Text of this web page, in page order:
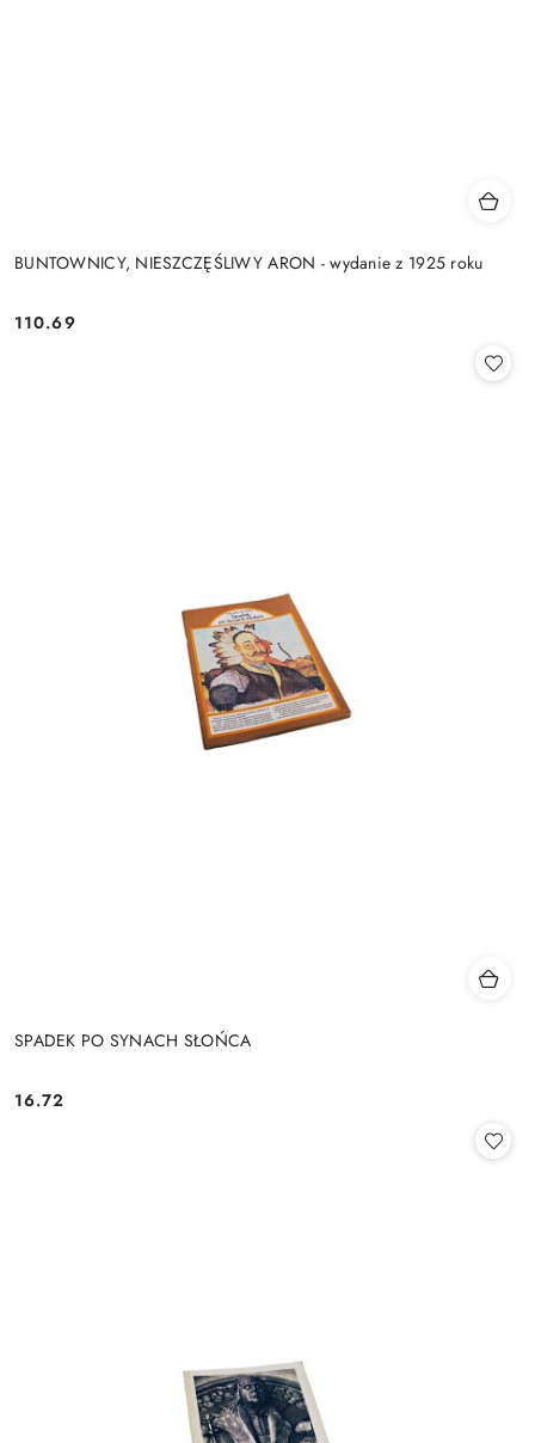
BUNTOWNICY, NIESZCZĘŚLIWY ARON - wydanie z 1925 roku
Cena:
110.69
SPADEK PO SYNACH SŁOŃCA
Cena:
16.72